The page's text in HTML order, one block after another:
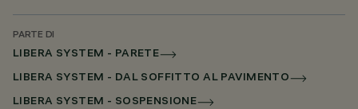
PARTE DI
LIBERA SYSTEM - PARETE
LIBERA SYSTEM - DAL SOFFITTO AL PAVIMENTO
LIBERA SYSTEM - SOSPENSIONE